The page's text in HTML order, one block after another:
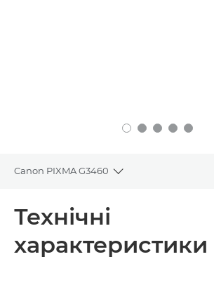
Canon PIXMA G3460
Toggle breadcrumbs
Технічні характеристики
Технічні
характеристики